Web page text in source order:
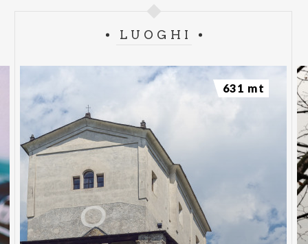
LUOGHI
631 mt